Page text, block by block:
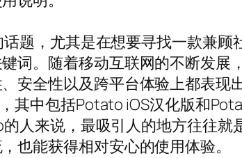
题，尤其是在想要寻找一款兼
词。随着移动互联网的不断发展
安全性以及跨平台体验上都表
其中包括Potato iOS汉化版和
人来说，最吸引人的地方往往
也能获得相对安心的使用体验。